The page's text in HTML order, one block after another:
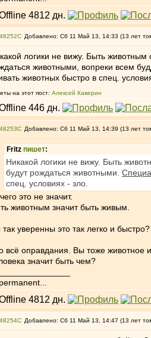
Добавлено: Сб 11 Май 13, 14:33 (13 лет
логики не вижу. Быть
животными, вопреки всем
животных быстро в спец.
на этот пост: Алексей Каверин
Добавлено: Сб 11 Май 13, 14:39 (13 лет
Fritz пишет:
Никакой логики не вижу. Быть
будут рождаться животными.
спец. условиях - зло.
это не значит.
животным значит быть живым.
уверенны это так легко и
всё оправдания. Вы тоже животное
значит быть чем?
Добавлено: Сб 11 Май 13, 14:47 (13 лет